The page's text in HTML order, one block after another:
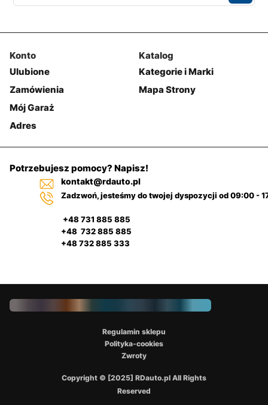
Konto
Ulubione
Zamówienia
Mój Garaż
Adres
Katalog
Kategorie i Marki
Mapa Strony
Potrzebujesz pomocy? Napisz!
kontakt@rdauto.pl
Zadzwoń, jesteśmy do twojej dyspozycji od 09:00 -
+48 731 885 885
+48 732 885 885
+48 732 885 333
Copyright © [2025] RDauto.pl All Rights
Reserved
Regulamin sklepu
Polityka-cookies
Zwroty